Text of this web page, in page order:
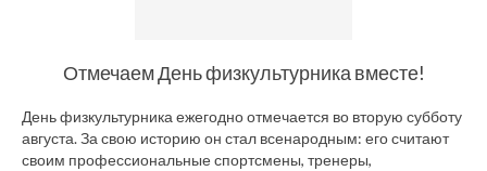
Отмечаем День физкультурника вместе!
День физкультурника ежегодно отмечается во вторую субботу
августа. За свою историю он стал всенародным: его считают
своим профессиональные спортсмены, тренеры,